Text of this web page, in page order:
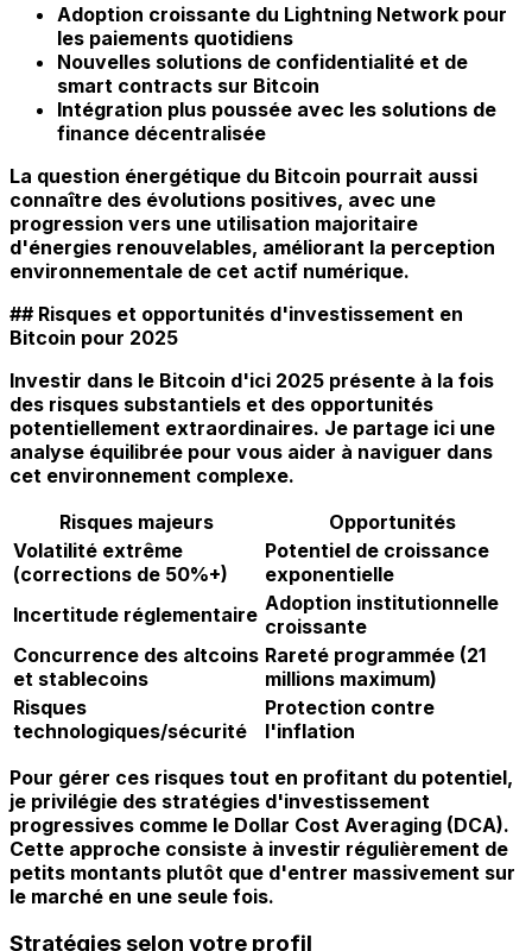
Adoption croissante du Lightning Network pour
les paiements quotidiens
Nouvelles solutions de confidentialité et de
smart contracts sur Bitcoin
Intégration plus poussée avec les solutions de
finance décentralisée
La question énergétique du Bitcoin pourrait aussi
connaître des évolutions positives, avec une
progression vers une utilisation majoritaire
d'énergies renouvelables, améliorant la perception
environnementale de cet actif numérique.
## Risques et opportunités d'investissement en
Bitcoin pour 2025
Investir dans le Bitcoin d'ici 2025 présente à la fois
des risques substantiels et des opportunités
potentiellement extraordinaires. Je partage ici une
analyse équilibrée pour vous aider à naviguer dans
cet environnement complexe.
Risques majeurs
Opportunités
Volatilité extrême
(corrections de 50%+)
Potentiel de croissance
exponentielle
Incertitude réglementaire Adoption institutionnelle
croissante
Concurrence des altcoins
et stablecoins
Rareté programmée (21
millions maximum)
Risques
technologiques/sécurité
Protection contre
l'inflation
Pour gérer ces risques tout en profitant du potentiel,
je privilégie des stratégies d'investissement
progressives comme le Dollar Cost Averaging (DCA).
Cette approche consiste à investir régulièrement de
petits montants plutôt que d'entrer massivement sur
le marché en une seule fois.
Stratégies selon votre profil